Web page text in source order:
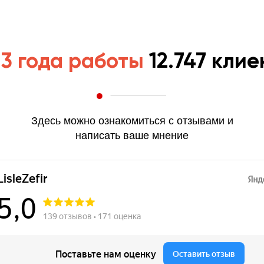
года работы 12.747
Здесь можно ознакомиться с отзывами и
написать ваше мнение